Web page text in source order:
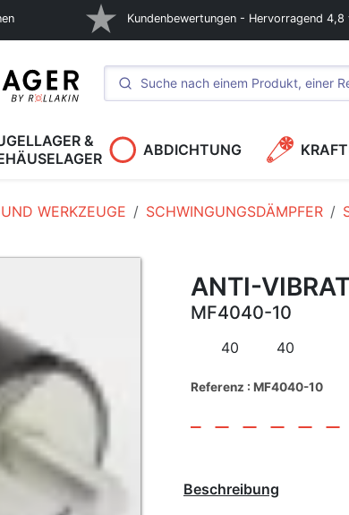
Kundenbewertungen - Hervorragend 4,8
&
ABDICHTUNG
WERKZEUGE SCHWINGUNGSDÄMPFER
ANTI-
MF4040-10
40 40
Referenz : MF4040-10
Beschreibung